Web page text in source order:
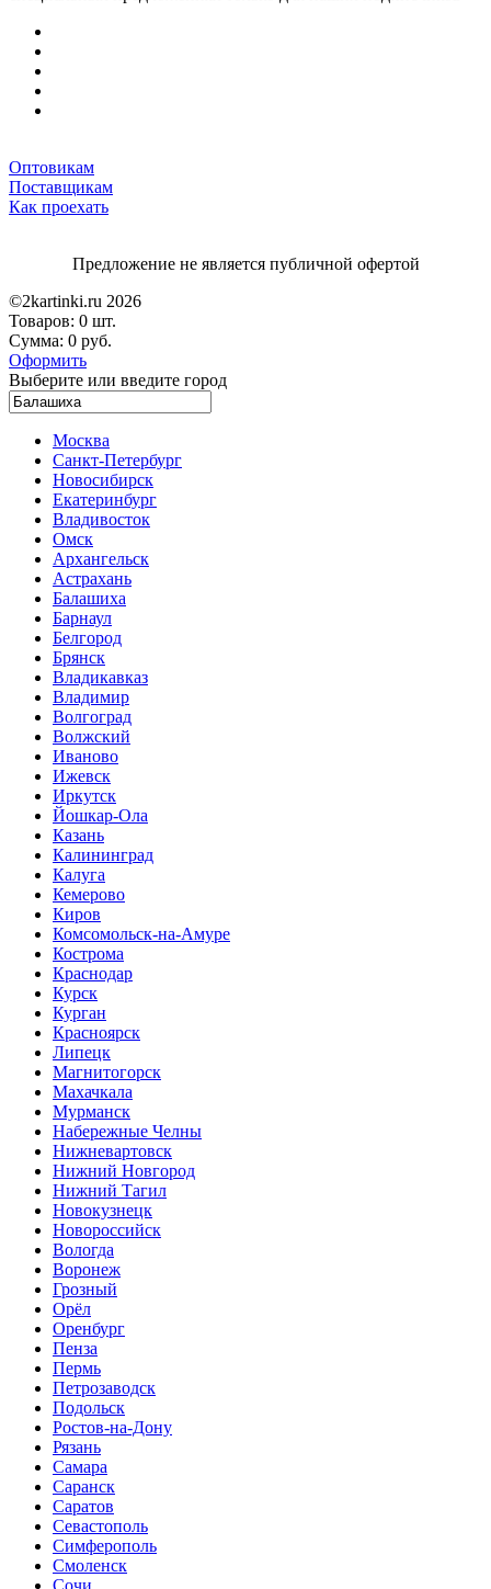
Оптовикам
Поставщикам
Как проехать
Предложение не является публичной офертой
©2kartinki.ru 2026
Товаров: 0 шт.
Сумма: 0 руб.
Оформить
Выберите или введите город
Москва
Санкт-Петербург
Новосибирск
Екатеринбург
Владивосток
Омск
Архангельск
Астрахань
Балашиха
Барнаул
Белгород
Брянск
Владикавказ
Владимир
Волгоград
Волжский
Иваново
Ижевск
Иркутск
Йошкар-Ола
Казань
Калининград
Калуга
Кемерово
Киров
Комсомольск-на-Амуре
Кострома
Краснодар
Курск
Курган
Красноярск
Липецк
Магнитогорск
Махачкала
Мурманск
Набережные Челны
Нижневартовск
Нижний Новгород
Нижний Тагил
Новокузнецк
Новороссийск
Вологда
Воронеж
Грозный
Орёл
Оренбург
Пенза
Пермь
Петрозаводск
Подольск
Ростов-на-Дону
Рязань
Самара
Саранск
Саратов
Севастополь
Симферополь
Смоленск